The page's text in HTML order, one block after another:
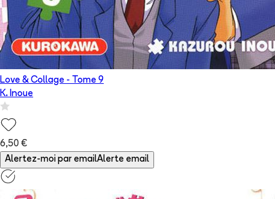
Love & Collage - Tome 9
K. Inoue
6,50 €
Alertez-moi par emailAlerte email